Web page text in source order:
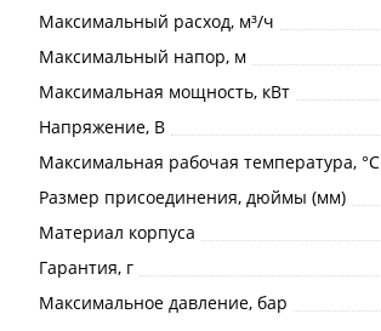
Максимальный расход, м³/ч
Максимальный напор, м
Максимальная мощность, кВт
Напряжение, В
Максимальная рабочая температура, °С
Размер присоединения, дюймы (мм)
Материал корпуса
Гарантия, г
Максимальное давление, бар